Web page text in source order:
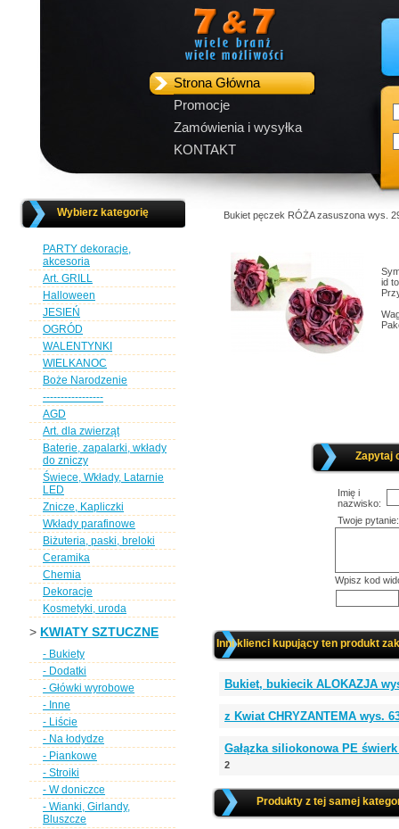
Strona Główna
Promocje
Zamówienia i wysyłka
KONTAKT
Wybierz kategorię
PARTY dekoracje,
akcesoria
Art. GRILL
Halloween
JESIEŃ
OGRÓD
WALENTYNKI
WIELKANOC
Boże Narodzenie
-----------------
AGD
Art. dla zwierząt
Baterie, zapalarki, wkłady
do zniczy
Świece, Wkłady, Latarnie
LED
Znicze, Kapliczki
Wkłady parafinowe
Biżuteria, paski, breloki
Ceramika
Chemia
Dekoracje
Kosmetyki, uroda
> KWIATY SZTUCZNE
- Bukiety
- Dodatki
- Główki wyrobowe
- Inne
- Liście
- Na łodydze
- Piankowe
- Stroiki
- W doniczce
- Wianki, Girlandy,
Bluszcze
Bukiet pęczek RÓŻA zasuszona wys.
id
Zapytaj
Imię i
nazwisko:
Twoje pytanie:
Wpisz kod
Inni klienci kupujący ten produkt
Bukiet, bukiecik ALOKAZJA
z Kwiat CHRYZANTEMA wys.
Gałązka siliokonowa PE
2
Produkty z tej samej